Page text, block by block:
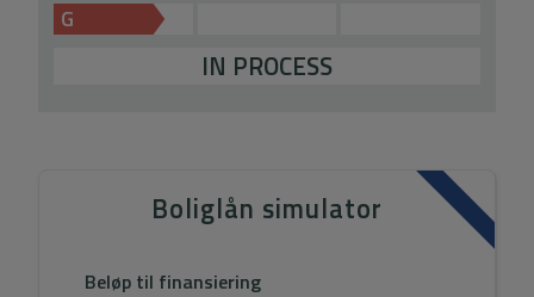
G
IN PROCESS
Boliglån simulator
Beløp til finansiering